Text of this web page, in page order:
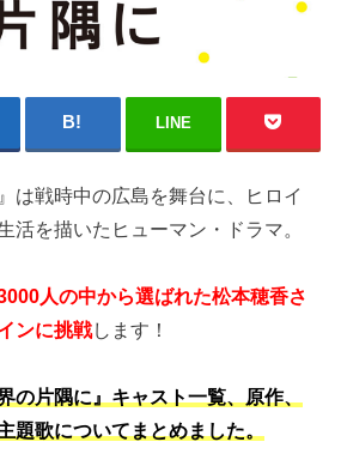
LINE
は戦時中の広島を舞台に、ヒロイ
活を描いたヒューマン・ドラマ。
人の中から選ばれた松本穂香さ
ンに挑戦します！
の片隅に』キャスト一覧、原作、
題歌についてまとめました。